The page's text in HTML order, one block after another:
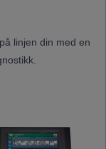
linjen din med en